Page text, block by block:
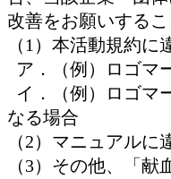
改善をお願いするこ
（1）本活動規約
ア．（例）ロゴマ
イ．（例）ロゴマ
なる場合
（2）マニュアル
（3）その他、「